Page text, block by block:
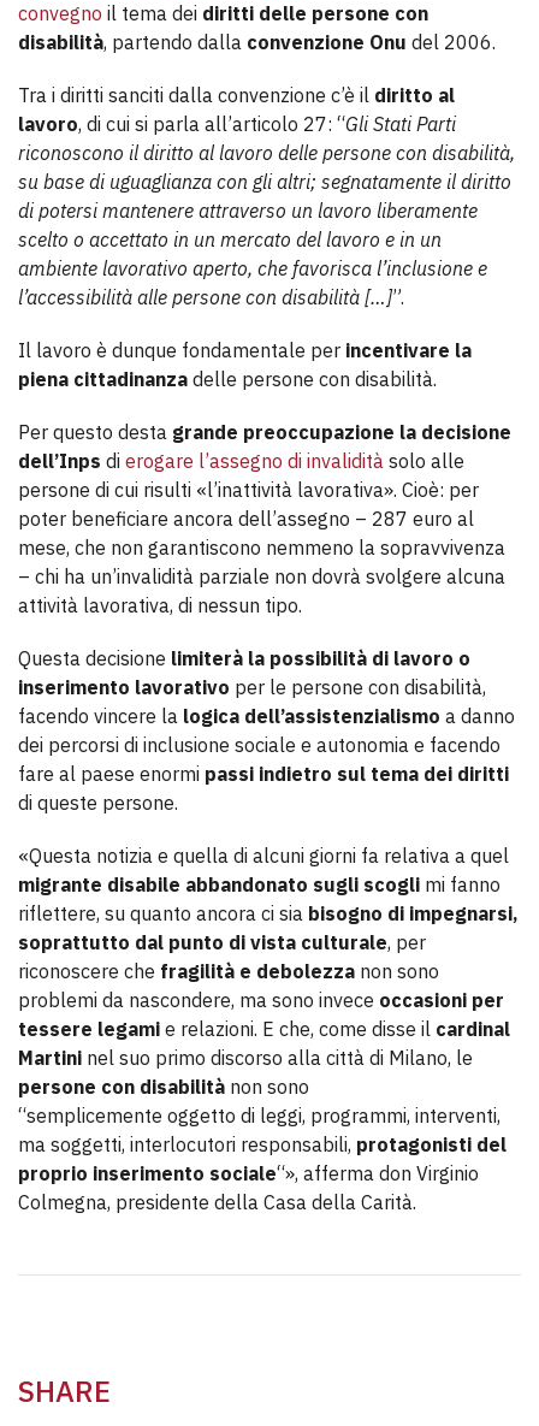
convegno il tema dei diritti delle persone con
disabilità, partendo dalla convenzione Onu del 2006.
Tra i diritti sanciti dalla convenzione c’è il diritto al
lavoro, di cui si parla all’articolo 27: “Gli Stati Parti
riconoscono il diritto al lavoro delle persone con disabilità,
su base di uguaglianza con gli altri; segnatamente il diritto
di potersi mantenere attraverso un lavoro liberamente
scelto o accettato in un mercato del lavoro e in un
ambiente lavorativo aperto, che favorisca l’inclusione e
l’accessibilità alle persone con disabilità […]”.
Il lavoro è dunque fondamentale per incentivare la
piena cittadinanza delle persone con disabilità.
Per questo desta grande preoccupazione la decisione
dell’Inps di erogare l’assegno di invalidità solo alle
persone di cui risulti «l’inattività lavorativa». Cioè: per
poter beneficiare ancora dell’assegno – 287 euro al
mese, che non garantiscono nemmeno la sopravvivenza
– chi ha un’invalidità parziale non dovrà svolgere alcuna
attività lavorativa, di nessun tipo.
Questa decisione limiterà la possibilità di lavoro o
inserimento lavorativo per le persone con disabilità,
facendo vincere la logica dell’assistenzialismo a danno
dei percorsi di inclusione sociale e autonomia e facendo
fare al paese enormi passi indietro sul tema dei diritti
di queste persone.
«Questa notizia e quella di alcuni giorni fa relativa a quel
migrante disabile abbandonato sugli scogli mi fanno
riflettere, su quanto ancora ci sia bisogno di impegnarsi,
soprattutto dal punto di vista culturale, per
riconoscere che fragilità e debolezza non sono
problemi da nascondere, ma sono invece occasioni per
tessere legami e relazioni. E che, come disse il cardinal
Martini nel suo primo discorso alla città di Milano, le
persone con disabilità non sono
“semplicemente oggetto di leggi, programmi, interventi,
ma soggetti, interlocutori responsabili, protagonisti del
proprio inserimento sociale“», afferma don Virginio
Colmegna, presidente della Casa della Carità.
SHARE